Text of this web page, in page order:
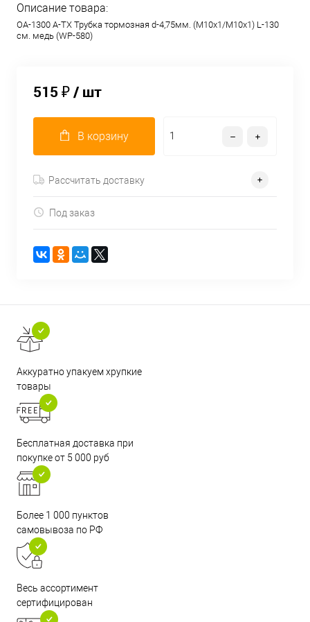
Описание товара:
OA-1300 A-TX Трубка тормозная d-4,75мм. (М10х1/М10х1) L-130
см. медь (WP-580)
515 ₽/ шт
В корзину
Рассчитать доставку
Под заказ
Аккуратно упакуем хрупкие
товары
Бесплатная доставка при
покупке от 5 000 руб
Более 1 000 пунктов
самовывоза по РФ
Весь ассортимент
сертифицирован